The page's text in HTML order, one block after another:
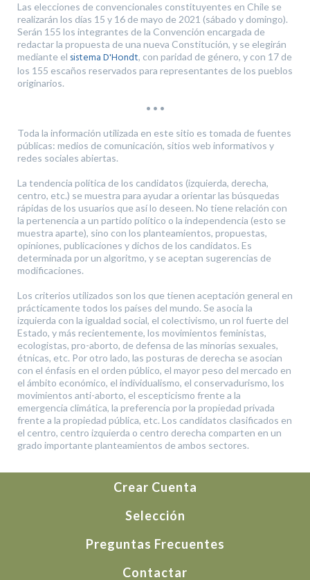
Las elecciones de convencionales constituyentes en Chile se
realizarán los días 15 y 16 de mayo de 2021 (sábado y domingo).
Serán 155 los integrantes de la Convención encargada de
redactar la propuesta de una nueva Constitución, y se elegirán
mediante el sistema D'Hondt, con paridad de género, y con 17 de
los 155 escaños reservados para representantes de los pueblos
originarios.
• • •
Toda la información utilizada en este sitio es tomada de fuentes
públicas: medios de comunicación, sitios web informativos y
redes sociales abiertas.
La tendencia política de los candidatos (izquierda, derecha,
centro, etc.) se muestra para ayudar a orientar las búsquedas
rápidas de los usuarios que así lo deseen. No tiene relación con
la pertenencia a un partido político o la independencia (esto se
muestra aparte), sino con los planteamientos, propuestas,
opiniones, publicaciones y dichos de los candidatos. Es
determinada por un algoritmo, y se aceptan sugerencias de
modificaciones.
Los criterios utilizados son los que tienen aceptación general en
prácticamente todos los países del mundo. Se asocia la
izquierda con la igualdad social, el colectivismo, un rol fuerte del
Estado, y más recientemente, los movimientos feministas,
ecologistas, pro-aborto, de defensa de las minorías sexuales,
étnicas, etc. Por otro lado, las posturas de derecha se asocian
con el énfasis en el orden público, el mayor peso del mercado en
el ámbito económico, el individualismo, el conservadurismo, los
movimientos anti-aborto, el escepticismo frente a la
emergencia climática, la preferencia por la propiedad privada
frente a la propiedad pública, etc. Los candidatos clasificados en
el centro, centro izquierda o centro derecha comparten en un
grado importante planteamientos de ambos sectores.
Crear Cuenta
Selección
Preguntas Frecuentes
Contactar